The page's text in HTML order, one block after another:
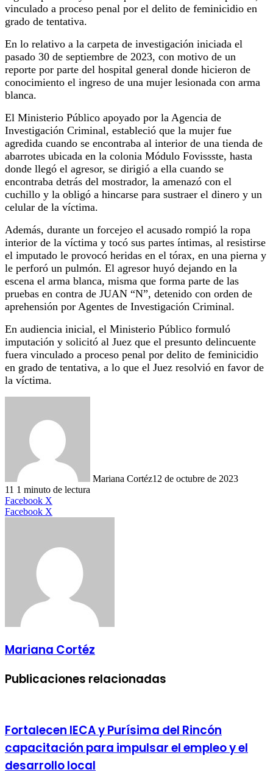
vinculado a proceso penal por el delito de feminicidio en
grado de tentativa.
En lo relativo a la carpeta de investigación iniciada el
pasado 30 de septiembre de 2023, con motivo de un
reporte por parte del hospital general donde hicieron de
conocimiento el ingreso de una mujer lesionada con arma
blanca.
El Ministerio Público apoyado por la Agencia de
Investigación Criminal, estableció que la mujer fue
agredida cuando se encontraba al interior de una tienda de
abarrotes ubicada en la colonia Módulo Fovissste, hasta
donde llegó el agresor, se dirigió a ella cuando se
encontraba detrás del mostrador, la amenazó con el
cuchillo y la obligó a hincarse para sustraer el dinero y un
celular de la víctima.
Además, durante un forcejeo el acusado rompió la ropa
interior de la víctima y tocó sus partes íntimas, al resistirse
el imputado le provocó heridas en el tórax, en una pierna y
le perforó un pulmón. El agresor huyó dejando en la
escena el arma blanca, misma que forma parte de las
pruebas en contra de JUAN “N”, detenido con orden de
aprehensión por Agentes de Investigación Criminal.
En audiencia inicial, el Ministerio Público formuló
imputación y solicitó al Juez que el presunto delincuente
fuera vinculado a proceso penal por delito de feminicidio
en grado de tentativa, a lo que el Juez resolvió en favor de
la víctima.
Mariana Cortéz12 de octubre de 2023
11 1 minuto de lectura
Facebook X
Facebook X
Mariana Cortéz
Publicaciones relacionadas
Fortalecen IECA y Purísima del Rincón
capacitación para impulsar el empleo y el
desarrollo local